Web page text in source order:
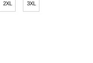
2XL 3XL